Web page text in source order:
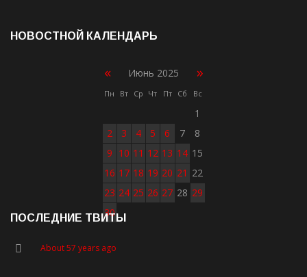
НОВОСТНОЙ КАЛЕНДАРЬ
« Июнь 2025 »
Пн Вт Ср Чт Пт Сб Вс
1
2
3 4 5 6 7
8
9 10 11 12 13 14 15
16 17 18 19 20 21 22
23 24 25 26 27 28 29
30
ПОСЛЕДНИЕ ТВИТЫ
About 57 years ago